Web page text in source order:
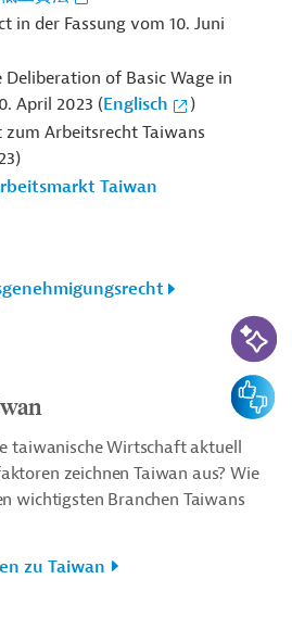
in der Fassung vom 10. Juni
of Basic Wage in
April 2023 (Englisch
)
zum Arbeitsrecht Taiwans
Taiwan
taiwanische Wirtschaft aktuell
zeichnen Taiwan aus? Wie
wichtigsten Branchen Taiwans
zu Taiwan
KI-